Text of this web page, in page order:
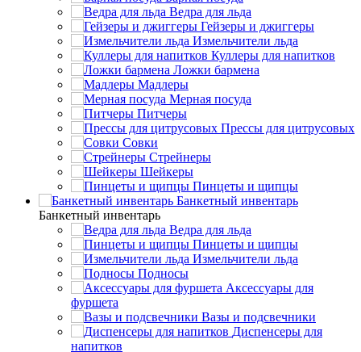
Ведра для льда
Гейзеры и джиггеры
Измельчители льда
Куллеры для напитков
Ложки бармена
Мадлеры
Мерная посуда
Питчеры
Прессы для цитрусовых
Совки
Стрейнеры
Шейкеры
Пинцеты и щипцы
Банкетный инвентарь
Банкетный инвентарь
Ведра для льда
Пинцеты и щипцы
Измельчители льда
Подносы
Аксессуары для
фуршета
Вазы и подсвечники
Диспенсеры для
напитков